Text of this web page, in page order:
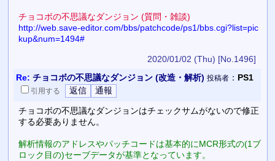
チョコボの不思議なダンジョン (質問・雑談)
http://web.save-editor.com/bbs/patchcode/ps1/bbs.cgi?list=pic
kup&num=1494#
2020/01/02 (Thu) [No.1496]
Re: チョコボの不思議なダンジョン (改造・解析) 投稿者： PS1
引用する
チョコボの不思議なダンジョンはチェックサムがないので修正
する必要ありません。
解析情報のアドレスやパッチコードは基本的にMCR形式の(1ブ
ロック目の)セーブデータが基準となっています。